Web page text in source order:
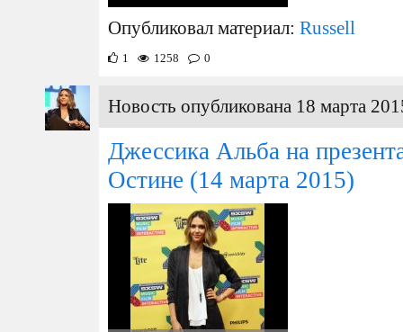
Опубликовал материал: Russell
1 1258 0
Новость опубликована 18 марта
Джессика Альба на
Остине (14 марта 2015)